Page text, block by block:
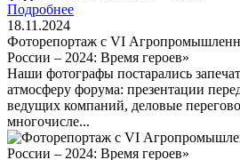
Подробнее
18.11.2024
Фоторепортаж с VI
России – 2024: Время героев»
Наши фотографы постарались
атмосферу форума: презентации
ведущих компаний, деловые
многочисле...